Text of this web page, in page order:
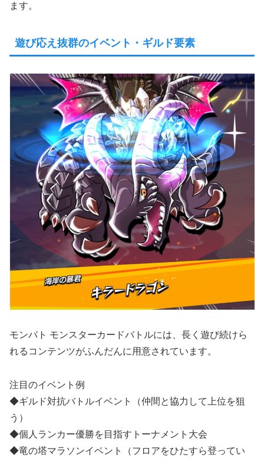
ます。
遊び応え抜群のイベント・ギルド要素
モンバト モンスターカードバトルには、長く遊び続けら
れるコンテンツがふんだんに用意されています。
注目のイベント例
◆ギルド対抗バトルイベント（仲間と協力して上位を狙
う）
◆個人ランカー優勝を目指すトーナメント大会
◆竜の塔マラソンイベント（フロアをひたすら登ってい